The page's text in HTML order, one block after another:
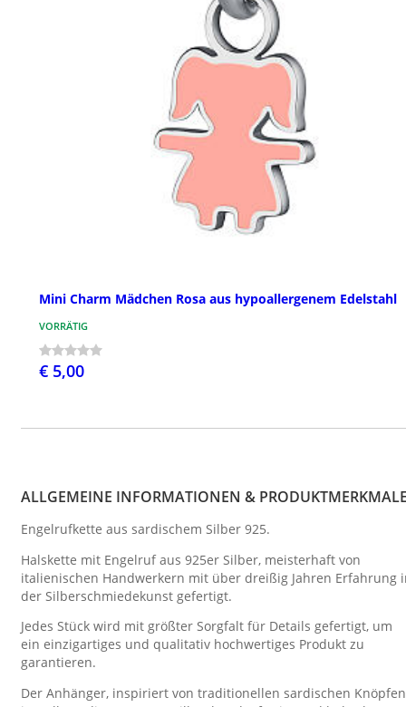
Mini Charm Mädchen Rosa aus hypoallergenem Edelstahl
VORRÄTIG
€ 5,00
ALLGEMEINE INFORMATIONEN &
Engelrufkette aus sardischem Silber 925.
Halskette mit Engelruf aus 925er Silber, meisterhaft von
italienischen Handwerkern mit über dreißig Jahren Erfahrung
der Silberschmiedekunst gefertigt.
Jedes Stück wird mit größter Sorgfalt für Details gefertigt, um
ein einzigartiges und qualitativ hochwertiges Produkt zu
garantieren.
Der Anhänger, inspiriert von traditionellen sardischen